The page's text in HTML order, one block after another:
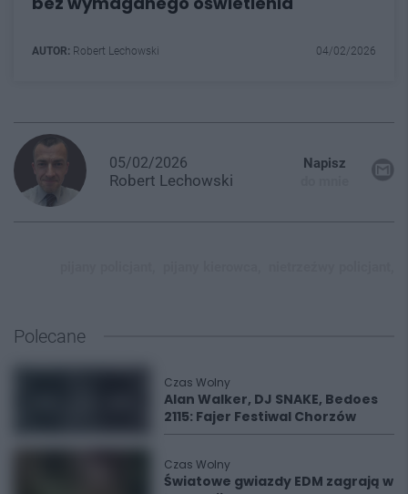
AUTOR: Robert Lechowski 04/02/2026
05/02/2026
Robert Lechowski
Napisz
Polecane
Czas Wolny
Alan Walker, DJ SNAKE, Bedoes
2115: Fajer Festiwal Chorzów
Czas Wolny
Światowe gwiazdy EDM zagrają w